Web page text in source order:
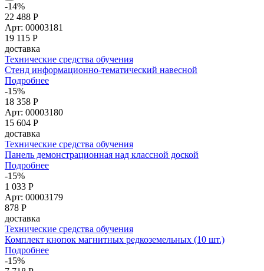
-14%
22 488 Р
Арт: 00003181
19 115 Р
доставка
Технические средства обучения
Стенд информационно-тематический навесной
Подробнее
-15%
18 358 Р
Арт: 00003180
15 604 Р
доставка
Технические средства обучения
Панель демонстрационная над классной доской
Подробнее
-15%
1 033 Р
Арт: 00003179
878 Р
доставка
Технические средства обучения
Комплект кнопок магнитных редкоземельных (10 шт.)
Подробнее
-15%